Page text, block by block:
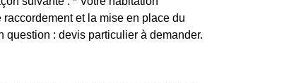
et la mise en place du
question : devis particulier à demander.